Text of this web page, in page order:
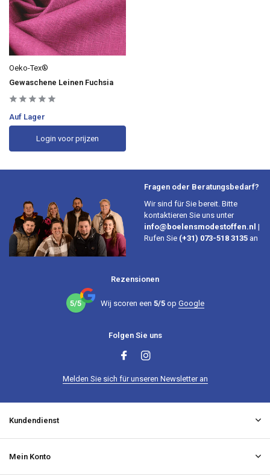
Oeko-Tex®
Gewaschene Leinen Fuchsia
Auf Lager
Login voor prijzen
Fragen oder Beratungsbedarf?
Wir sind für Sie bereit. Bitte
kontaktieren Sie uns unter
info@boelensmodestoffen.nl |
Rufen Sie (+31) 073-518 3135 an
Rezensionen
5/5 Wij scoren een 5/5op Google
Folgen Sie uns
Melden Sie sich für unseren Newsletter an
Kundendienst
Mein Konto